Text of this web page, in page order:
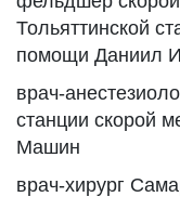
Тольяттинской
помощи Даниил
врач-
станции скорой
Машин
врач-хирург